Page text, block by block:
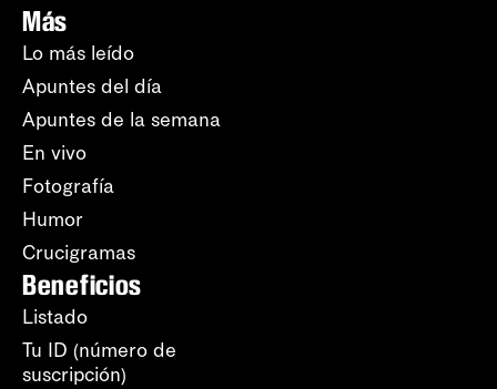
Más
Lo más leído
Apuntes del día
Apuntes de la semana
En vivo
Fotografía
Humor
Crucigramas
Beneficios
Listado
Tu ID (número de
suscripción)